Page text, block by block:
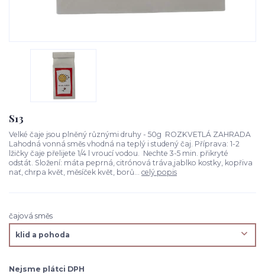
S13
Velké čaje jsou plněný různými druhy - 50g ROZKVETLÁ ZAHRADA
Lahodná vonná směs vhodná na teplý i studený čaj. Příprava: 1-2
lžičky čaje přelijete 1/4 l vroucí vodou. Nechte 3-5 min. přikryté
odstát. Složení: máta peprná, citrónová tráva,jablko kostky, kopřiva
nať, chrpa květ, měsíček květ, borů... celý popis
čajová směs
Nejsme plátci DPH